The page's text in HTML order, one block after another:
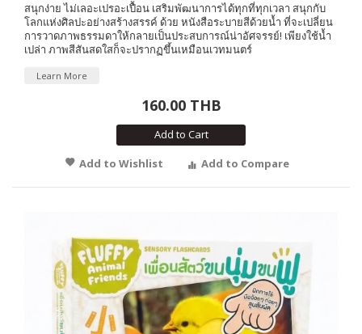
สนุกง่าย ไม่เลอะเปรอะเปื้อน เสริมพัฒนาการได้ทุกที่ทุกเวลา สนุกกับ
โลกแห่งศิลปะอย่างสร้างสรรค์ ด้วย หนังสือระบายสีด้วยน้ำ ที่จะเปลี่ยน
การวาดภาพธรรมดาให้กลายเป็นประสบการณ์น่าอัศจรรย์! เพียงใช้น้ำ
เปล่า ภาพสีสันสดใสก็จะปรากฏขึ้นเหมือนเวทมนตร์
Learn More
160.00 THB
Add to Cart
Add to Wishlist
Add to Compare